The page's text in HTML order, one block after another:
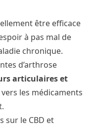
être efficace
à pas mal de
chronique.
d’arthrose
articulaires et
les médicaments
sur le CBD et